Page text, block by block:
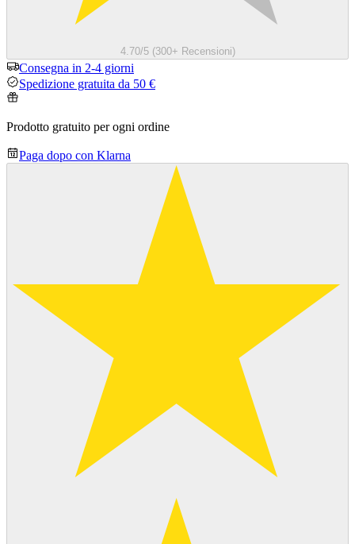
4.70/5 (300+ Recensioni)
Consegna in 2-4 giorni
Spedizione gratuita da 50 €
Prodotto gratuito per ogni ordine
Paga dopo con Klarna